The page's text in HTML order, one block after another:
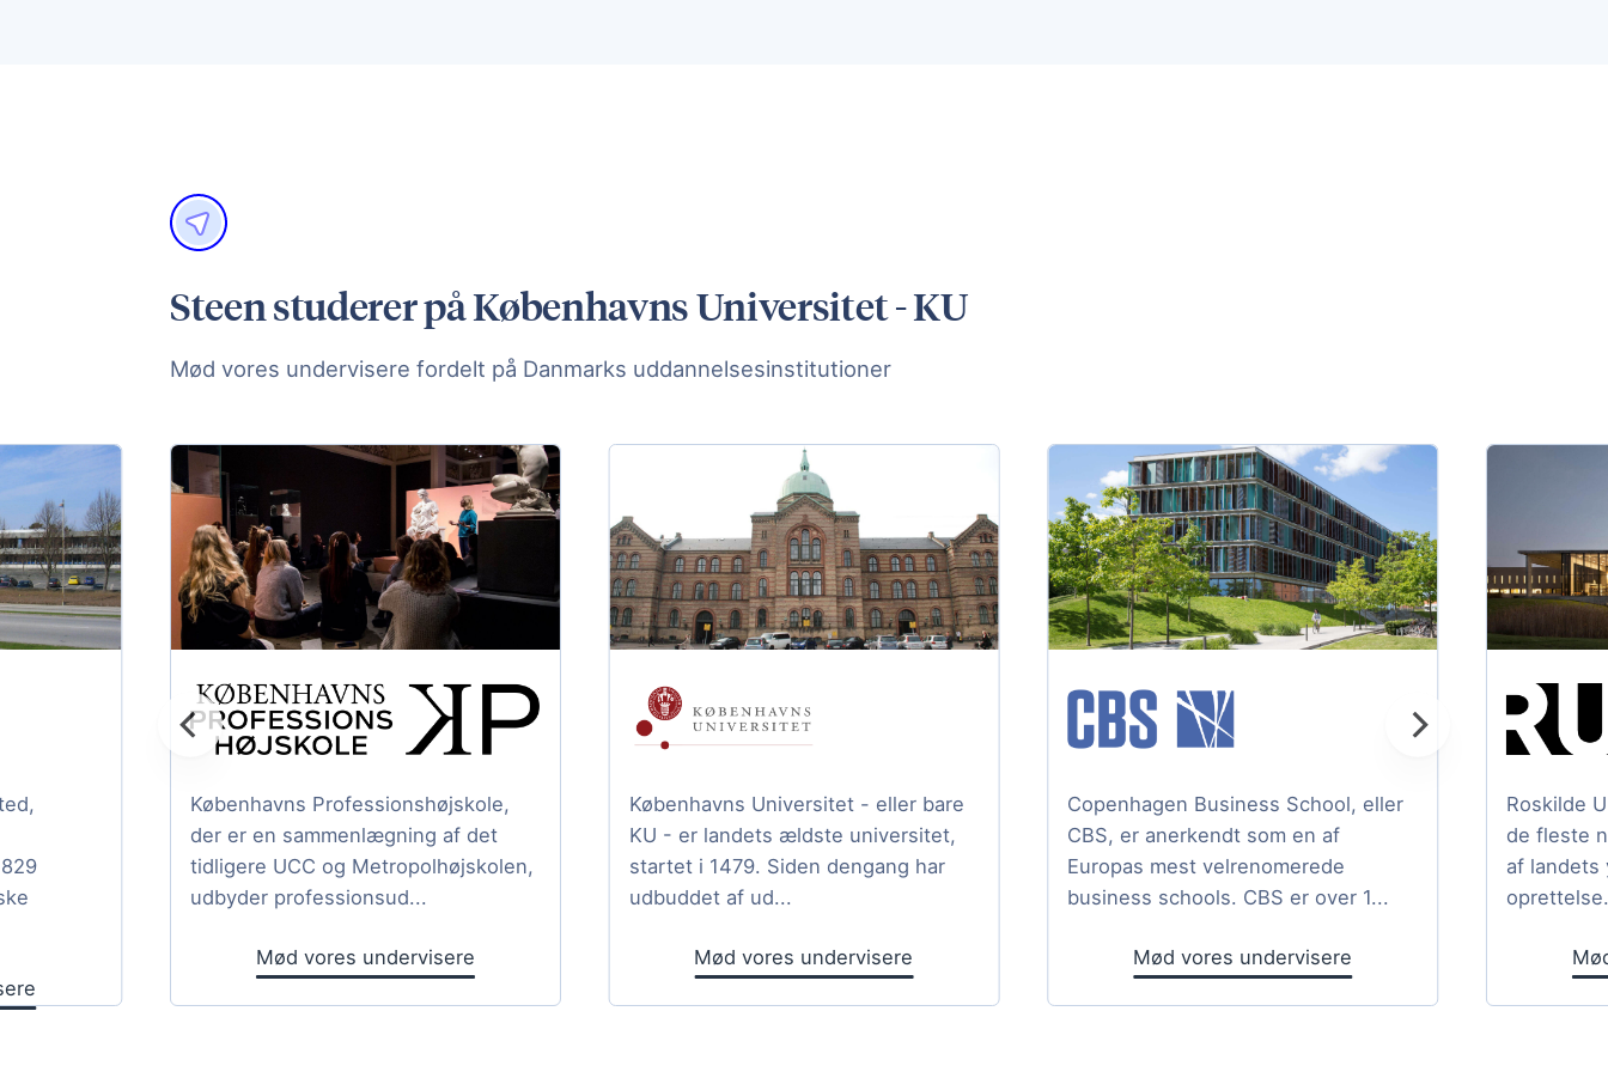
Steen studerer på Københavns Universitet - KU
Mød vores undervisere fordelt på Danmarks uddannelsesinstitutioner
Københavns Universitet - eller bare
KU - er landets ældste universitet,
startet i 1479. Siden dengang har
udbuddet af ud...
Mød vores undervisere
Copenhagen Business School, eller
CBS, er anerkendt som en af
Europas mest velrenomerede
business schools. CBS er over 1...
Mød vores undervisere
Roskilde
de fleste
af landets
Københavns Professionshøjskole,
der er en sammenlægning af det
tidligere UCC og Metropolhøjskolen,
udbyder professionsud...
Mød vores undervisere